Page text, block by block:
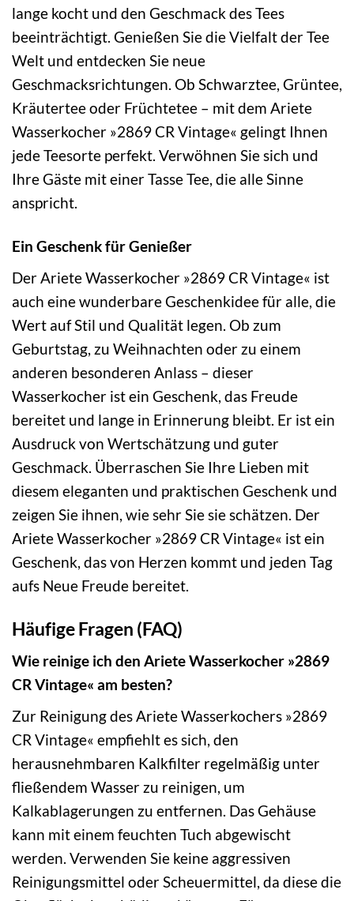
lange kocht und den Geschmack des Tees
beeinträchtigt. Genießen Sie die Vielfalt der Tee
Welt und entdecken Sie neue
Geschmacksrichtungen. Ob Schwarztee, Grüntee,
Kräutertee oder Früchtetee – mit dem Ariete
Wasserkocher »2869 CR Vintage« gelingt Ihnen
jede Teesorte perfekt. Verwöhnen Sie sich und
Ihre Gäste mit einer Tasse Tee, die alle Sinne
anspricht.
Ein Geschenk für Genießer
Der Ariete Wasserkocher »2869 CR Vintage« ist
auch eine wunderbare Geschenkidee für alle, die
Wert auf Stil und Qualität legen. Ob zum
Geburtstag, zu Weihnachten oder zu einem
anderen besonderen Anlass – dieser
Wasserkocher ist ein Geschenk, das Freude
bereitet und lange in Erinnerung bleibt. Er ist ein
Ausdruck von Wertschätzung und guter
Geschmack. Überraschen Sie Ihre Lieben mit
diesem eleganten und praktischen Geschenk und
zeigen Sie ihnen, wie sehr Sie sie schätzen. Der
Ariete Wasserkocher »2869 CR Vintage« ist ein
Geschenk, das von Herzen kommt und jeden Tag
aufs Neue Freude bereitet.
Häufige Fragen (FAQ)
Wie reinige ich den Ariete Wasserkocher »2869
CR Vintage« am besten?
Zur Reinigung des Ariete Wasserkochers »2869
CR Vintage« empfiehlt es sich, den
herausnehmbaren Kalkfilter regelmäßig unter
fließendem Wasser zu reinigen, um
Kalkablagerungen zu entfernen. Das Gehäuse
kann mit einem feuchten Tuch abgewischt
werden. Verwenden Sie keine aggressiven
Reinigungsmittel oder Scheuermittel, da diese die